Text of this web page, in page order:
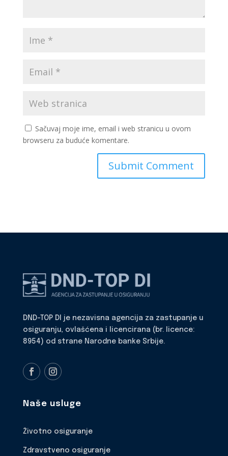
Sačuvaj moje ime, email i web stranicu u ovom
browseru za buduće komentare.
DND-TOP DI je nezavisna agencija za zastupanje u
osiguranju, ovlašćena i licencirana (br. licence:
8954) od strane Narodne banke Srbije.
Naše usluge
Životno osiguranje
Zdravstveno osiguranje